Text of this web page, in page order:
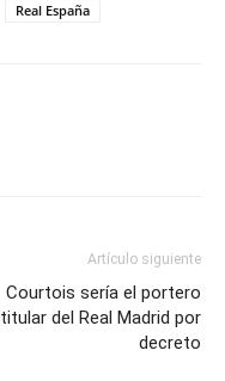
Real España
Artículo siguiente
Courtois sería el portero
titular del Real Madrid por
decreto